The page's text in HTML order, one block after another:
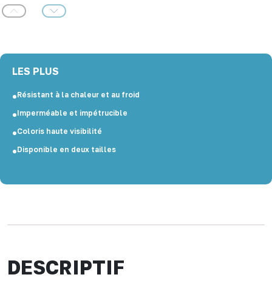
Précédent Suivant
LES PLUS
Résistant à la chaleur et au froid
Imperméable et impétrucible
Coloris haute visibilité
Disponible en deux tailles
DESCRIPTIF